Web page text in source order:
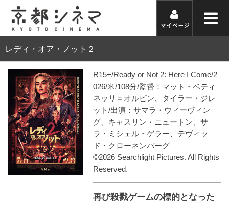
レディ・オア・ノット２
R15+/Ready or Not 2: Here I Come/2
026/米/108分/監督：マット・ベティ
ネッリ＝オルピン、タイラー・ジレ
ット/出演：サマラ・ウィーヴィン
グ、キャスリン・ニュートン、サ
ラ・ミシェル・ゲラー、デヴィッ
ド・クローネンバーグ
©2026 Searchlight Pictures. All Rights
Reserved.
再び殺戮ゲームの標的となった